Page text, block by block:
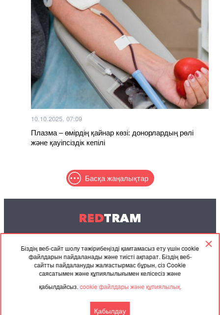
Біздің веб-сайт шолу тәжірибеңізді қамтамасыз ету үшін cookie
файлдарын пайдаланады және тиісті ақпарат. Біздің веб-
сайтты пайдалануды жалғастырмас бұрын, сіз Cookie
саясатымен және құпиялылығымен келісесіз және
қабылдайсыз.cookie файлдары және құпиялылық.
Қабылдау
10.10.2025, 07:09
Плазма – өмірдің қайнар көзі: донорлардың рөлі
және қауіпсіздік кепілі
Басқа жаңалықтар
REDTRAM
© 2004-2026 Redtram, Ltd.
Ынтымақтастық
Серіктес
материалдар
Мұрағат
Келісімі
Байланысу